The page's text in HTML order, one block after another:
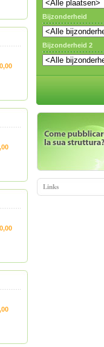
Bijzonderheid
Bijzonderheid 2
Links